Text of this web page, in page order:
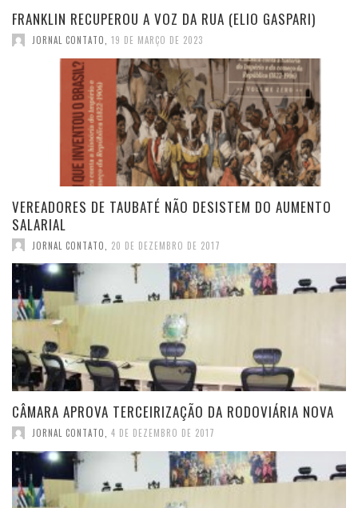
FRANKLIN RECUPEROU A VOZ DA RUA (ELIO GASPARI)
JORNAL CONTATO 19 DE MARÇO DE 2023
VEREADORES DE TAUBATÉ NÃO DESISTEM DO AUMENTO
SALARIAL
JORNAL CONTATO 20 DE DEZEMBRO DE 2017
CÂMARA APROVA TERCEIRIZAÇÃO DA RODOVIÁRIA NOVA
JORNAL CONTATO 4 DE DEZEMBRO DE 2017